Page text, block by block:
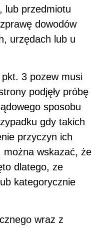
lub przedmiotu
dowodów
urzędach lub u
3 pozew musi
podjęły próbę
sposobu
gdy takich
przyczyn ich
można wskazać, że
dlatego, ze
kategorycznie
wraz z